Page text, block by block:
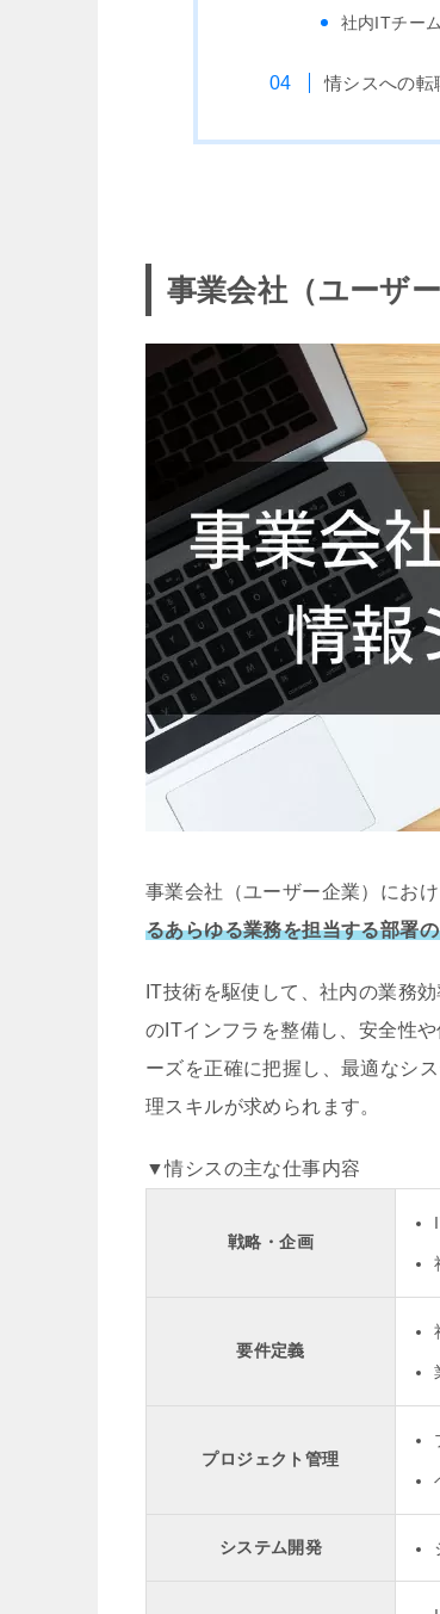
社内ITチー
情シスへの転
事業会社（ユーザ
事業会社（ユーザー企業）にお
るあらゆる業務を担当する部署
IT技術を駆使して、社内の業務
のITインフラを整備し、安全性
ーズを正確に把握し、最適なシ
理スキルが求められます。
▼情シスの主な仕事内容
戦略・企画
要件定義
プロジェクト管理
システム開発